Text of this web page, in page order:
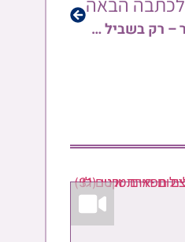
מרתק: הפכתי את העולם עוד בתור נער – רק בשביל לרומם את העדה התימנית | צוואתו של מרן הגאון רבי שלמה קורח זצ"ל • צפו